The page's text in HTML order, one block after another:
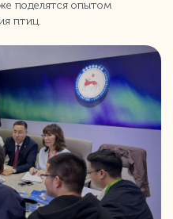
поделятся опытом
птиц.